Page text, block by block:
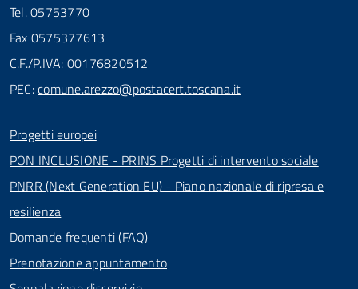
Tel. 05753770
Fax 0575377613
C.F./P.IVA: 00176820512
PEC:comune.arezzo@postacert.toscana.it
Progetti europei
PON INCLUSIONE - PRINS Progetti di intervento sociale
PNRR (Next Generation EU) - Piano nazionale di ripresa e
resilienza
Domande frequenti (FAQ)
Prenotazione appuntamento